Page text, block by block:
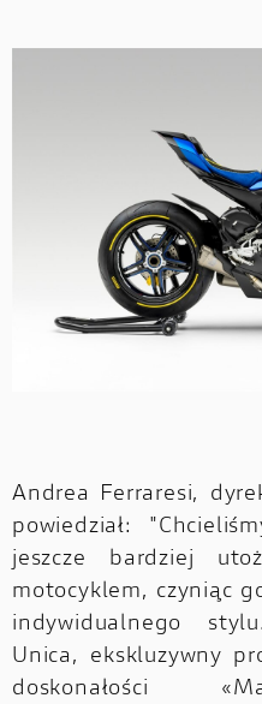
Andrea Ferraresi,
powiedział:
jeszcze bardziej
motocyklem, czyniąc
indywidualnego
Unica, ekskluzywny
doskonałości